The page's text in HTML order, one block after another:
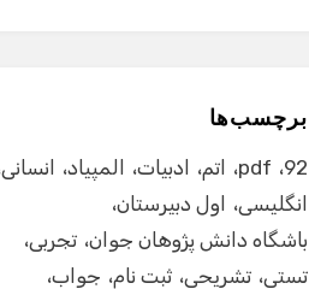
برچسب‌ها
92
pdf اتم ادبیات المپیاد
انسانی
انگلیسی
اول دبیرستان
باشگاه دانش پژوهان جوان تجربی
تستی تشریحی ثبت نام جواب